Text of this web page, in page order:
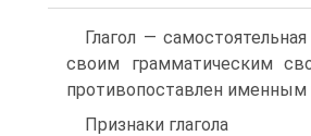
Глагол —
своим грамматическим
противопоставлен именным
Признаки глагола